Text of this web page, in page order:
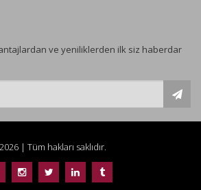
ve yeniliklerden ilk siz haberdar
| Tüm hakları saklıdır.